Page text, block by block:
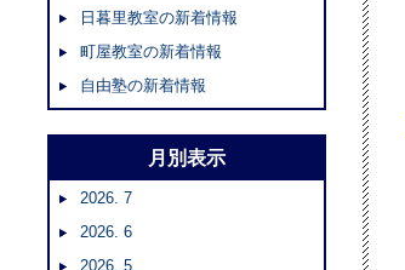
日暮里教室の新着情報
町屋教室の新着情報
自由塾の新着情報
月別表示
2026. 7
2026. 6
2026. 5